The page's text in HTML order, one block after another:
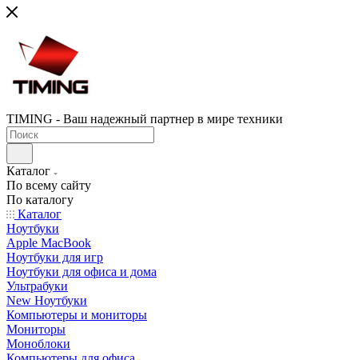
TIMING - Ваш надежный партнер в мире техники
Каталог
По всему сайту
По каталогу
Каталог
Ноутбуки
Apple MacBook
Ноутбуки для игр
Ноутбуки для офиса и дома
Ультрабуки
New Ноутбуки
Компьютеры и мониторы
Мониторы
Моноблоки